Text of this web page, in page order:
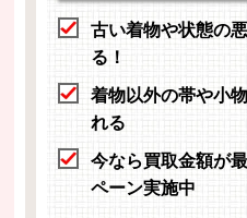
古い着物や状態の
る！
着物以外の帯や小
れる
今なら買取金額が
ペーン実施中